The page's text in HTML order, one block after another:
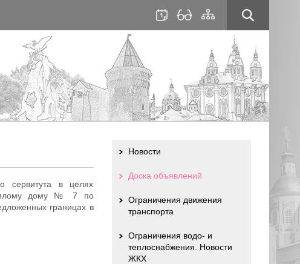
сервитута в целях
жилому дому № 7 по
границах в
Новости
Доска объявлений
Ограничения движения
транспорта
Ограничения водо- и
теплоснабжения. Новости
ЖКХ